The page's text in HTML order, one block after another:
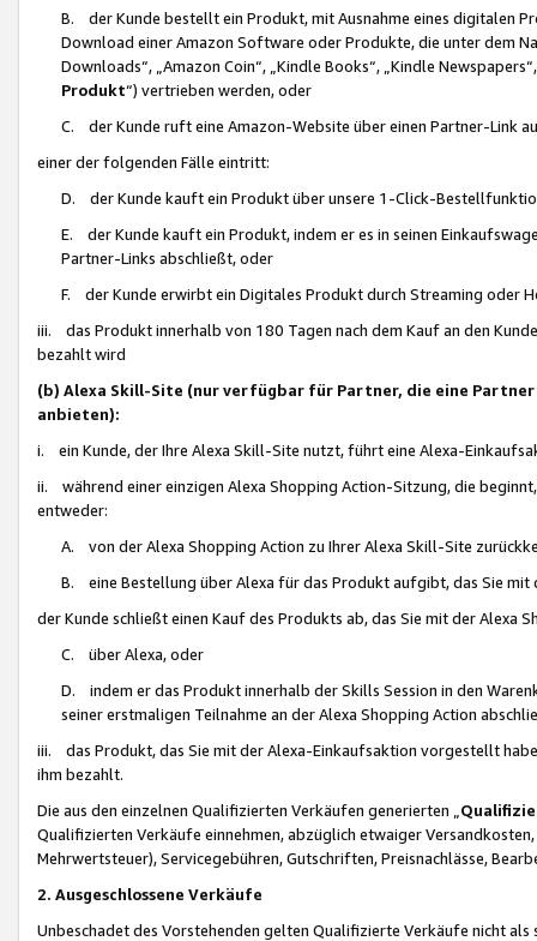
B. der Kunde bestellt ein Produkt, mit Ausnahme eines digitalen
Download einer Amazon Software oder Produkte, die unter dem
Downloads“, „Amazon Coin“, „Kindle Books“, „Kindle
Produkt“) vertrieben werden, oder
C. der Kunde ruft eine Amazon-Website über einen Partner-Link
einer der folgenden Fälle eintritt:
D. der Kunde kauft ein Produkt über unsere 1-Click-
E. der Kunde kauft ein Produkt, indem er es in seinen
Partner-Links abschließt, oder
F. der Kunde erwirbt ein Digitales Produkt durch Streaming oder
iii. das Produkt innerhalb von 180 Tagen nach dem Kauf an den
bezahlt wird
(b) Alexa Skill-Site (nur verfügbar für Partner, die eine
anbieten):
i. ein Kunde, der Ihre Alexa Skill-Site nutzt, führt eine Alexa-
ii. während einer einzigen Alexa Shopping Action-Sitzung, die
entweder:
A. von der Alexa Shopping Action zu Ihrer Alexa Skill-Site
B. eine Bestellung über Alexa für das Produkt aufgibt, das Sie mit
der Kunde schließt einen Kauf des Produkts ab, das Sie mit der Alexa
C. über Alexa, oder
D. indem er das Produkt innerhalb der Skills Session in den
seiner erstmaligen Teilnahme an der Alexa Shopping Action
iii. das Produkt, das Sie mit der Alexa-Einkaufsaktion vorgestellt
ihm bezahlt.
Die aus den einzelnen Qualifizierten Verkäufen generierten „
Qualifizierten Verkäufe einnehmen, abzüglich etwaiger
Mehrwertsteuer), Servicegebühren, Gutschriften, Preisnachlässe,
2. Ausgeschlossene Verkäufe
Unbeschadet des Vorstehenden gelten Qualifizierte Verkäufe nicht